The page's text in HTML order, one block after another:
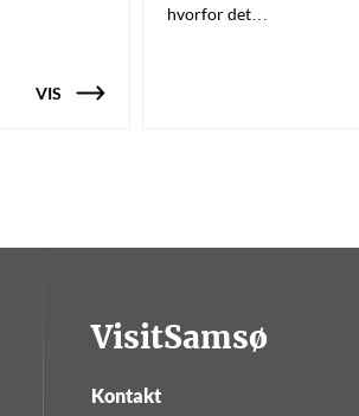
VIS
hvorfor det…
VisitSamsø
Kontakt